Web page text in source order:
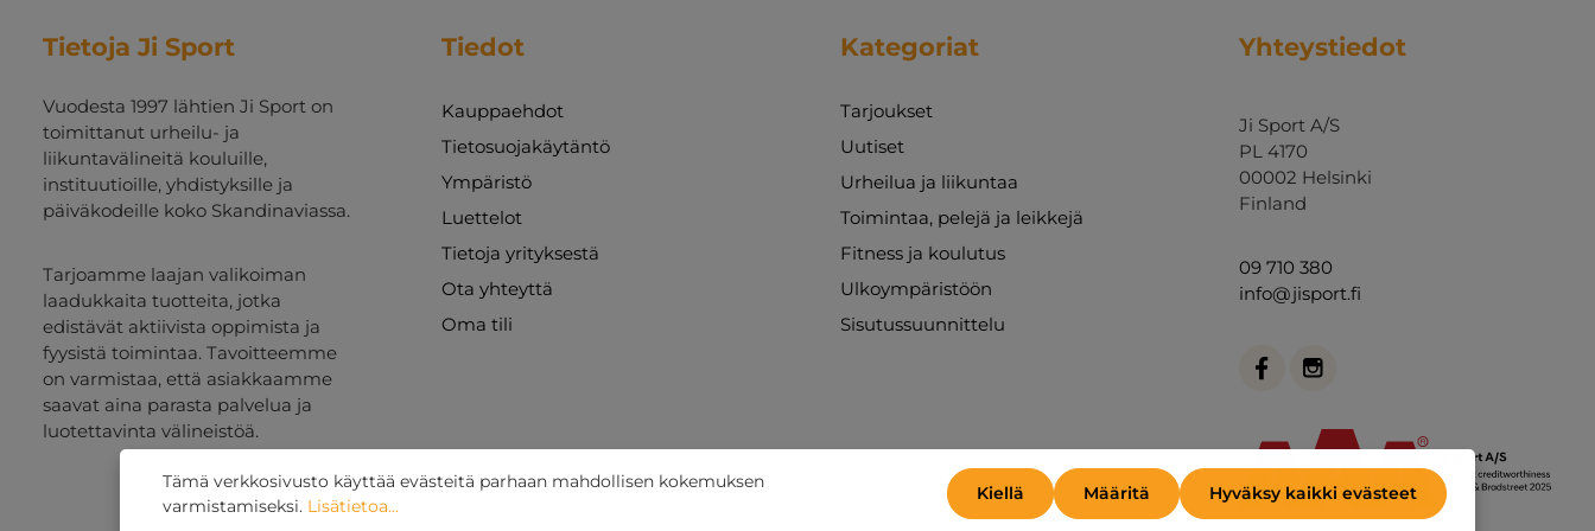
Tietoja Ji Sport
Vuodesta 1997 lähtien Ji Sport on
toimittanut urheilu- ja
liikuntavälineitä kouluille,
instituutioille, yhdistyksille ja
päiväkodeille koko Skandinaviassa.
Tarjoamme laajan valikoiman
laadukkaita tuotteita, jotka
edistävät aktiivista oppimista ja
fyysistä toimintaa. Tavoitteemme
on varmistaa, että asiakkaamme
saavat aina parasta palvelua ja
luotettavinta välineistöä.
Tiedot
Kauppaehdot
Tietosuojakäytäntö
Ympäristö
Luettelot
Tietoja yrityksestä
Ota yhteyttä
Oma tili
Kategoriat
Tarjoukset
Uutiset
Urheilua ja liikuntaa
Toimintaa, pelejä ja leikkejä
Fitness ja koulutus
Ulkoympäristöön
Sisutussuunnittelu
Yhteystiedot
Ji Sport A/S
PL 4170
00002 Helsinki
Finland
09 710 380
info@jisport.fi
Tämä verkkosivusto käyttää evästeitä parhaan mahdollisen kokemuksen
varmistamiseksi. Lisätietoa...
Kiellä Määritä Hyväksy kaikki evästeet